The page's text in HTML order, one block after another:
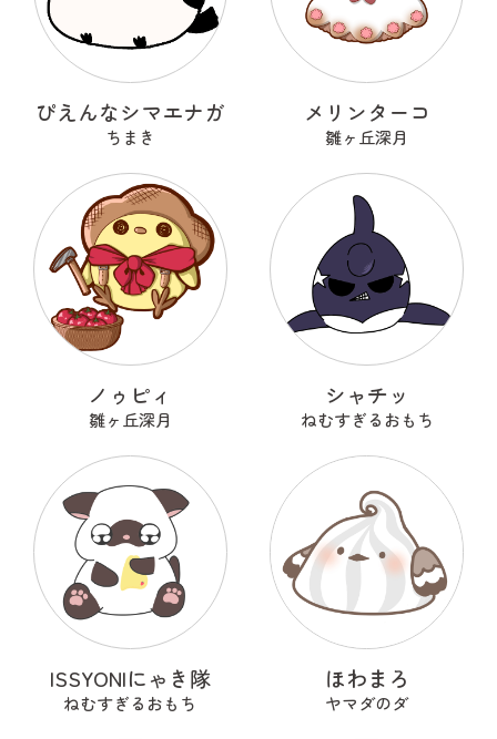
ぴえんなシマエナガ
ちまき
メリンターコ
雛ヶ丘深月
ノゥピィ
雛ヶ丘深月
シャチッ
ねむすぎるおもち
ISSYONIにゃき隊
ねむすぎるおもち
ほわまろ
ヤマダのダ